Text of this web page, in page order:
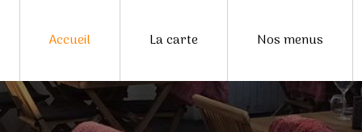
Accueil La carte Nos menus